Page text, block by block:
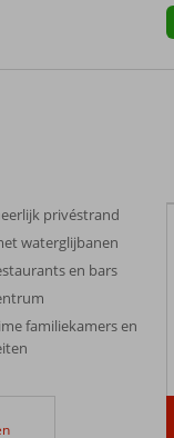
privéstrand
waterglijbanen
en bars
familiekamers en